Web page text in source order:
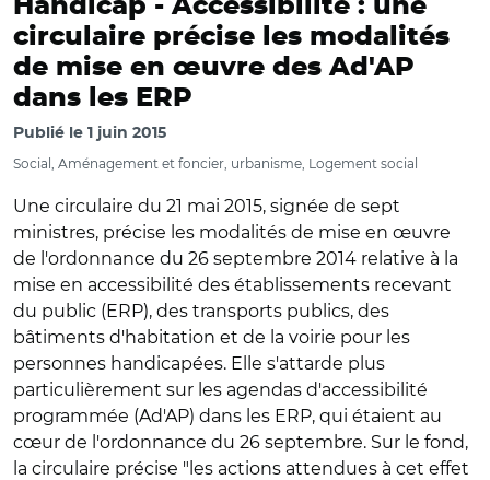
Handicap -Accessibilité : une
circulaire précise les modalités
de mise en œuvre des Ad'AP
dans les ERP
Publié le 1 juin 2015
Social, Aménagement et foncier, urbanisme, Logement social
Une circulaire du 21 mai 2015, signée de sept
ministres, précise les modalités de mise en œuvre
de l'ordonnance du 26 septembre 2014 relative à la
mise en accessibilité des établissements recevant
du public (ERP), des transports publics, des
bâtiments d'habitation et de la voirie pour les
personnes handicapées. Elle s'attarde plus
particulièrement sur les agendas d'accessibilité
programmée (Ad'AP) dans les ERP, qui étaient au
cœur de l'ordonnance du 26 septembre. Sur le fond,
la circulaire précise "les actions attendues à cet effet